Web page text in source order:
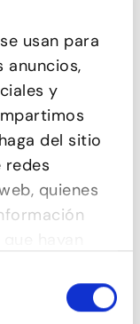
usan para
anuncios,
y
del sitio
quienes